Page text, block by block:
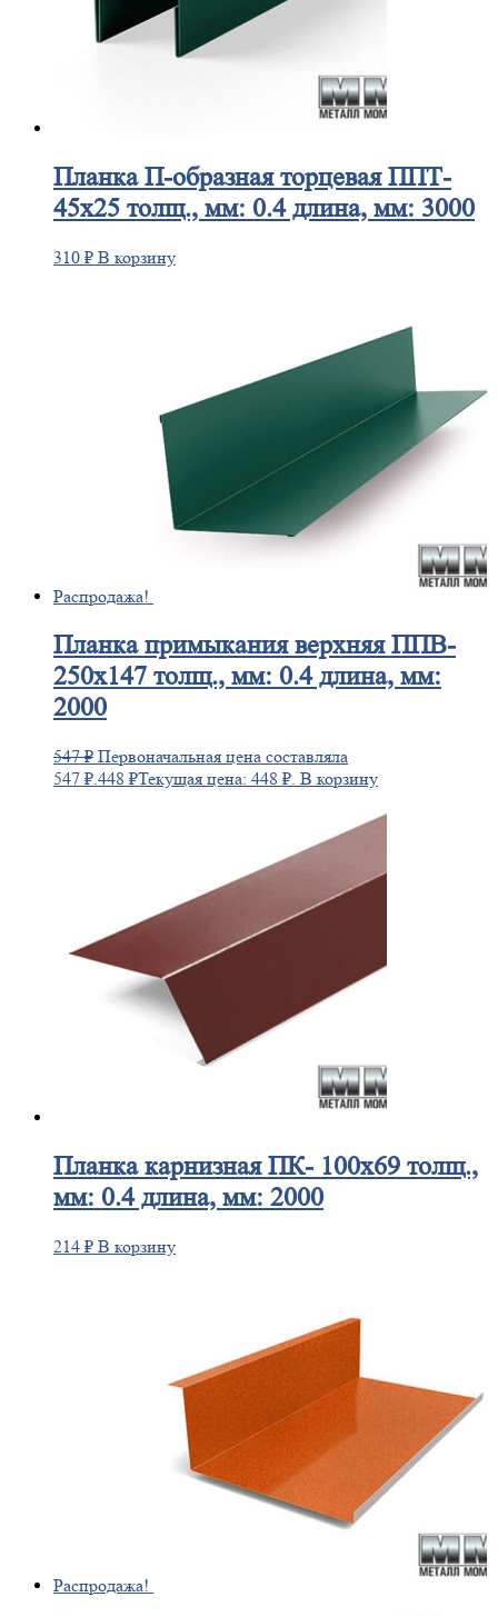
ПланкаП-образная торцевая ППТ-
45х25 толщ., мм: 0.4 длина, мм: 3000
310 ₽ В корзину
Распродажа!
Планкапримыкания верхняя ППВ-
250х147 толщ., мм: 0.4 длина, мм:
2000
547₽ Первоначальная цена составляла
547 ₽.448 ₽Текущая цена: 448 ₽. В корзину
Планкакарнизная ПК- 100х69 толщ.,
мм: 0.4 длина, мм: 2000
214 ₽ В корзину
Распродажа!